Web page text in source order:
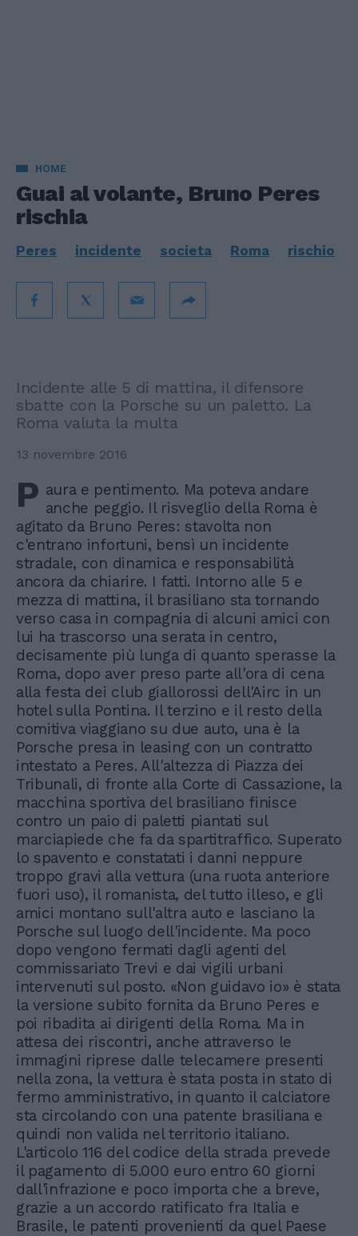
HOME
Guai al volante, Bruno Peres
rischia
Peres incidente societa Roma rischio
Incidente alle 5 di mattina, il difensore
sbatte con la Porsche su un paletto. La
Roma valuta la multa
13 novembre 2016
P aura e pentimento. Ma poteva andare
anche peggio. Il risveglio della Roma è
agitato da Bruno Peres: stavolta non
c'entrano infortuni, bensì un incidente
stradale, con dinamica e responsabilità
ancora da chiarire. I fatti. Intorno alle 5 e
mezza di mattina, il brasiliano sta tornando
verso casa in compagnia di alcuni amici con
lui ha trascorso una serata in centro,
decisamente più lunga di quanto sperasse la
Roma, dopo aver preso parte all'ora di cena
alla festa dei club giallorossi dell'Airc in un
hotel sulla Pontina. Il terzino e il resto della
comitiva viaggiano su due auto, una è la
Porsche presa in leasing con un contratto
intestato a Peres. All'altezza di Piazza dei
Tribunali, di fronte alla Corte di Cassazione, la
macchina sportiva del brasiliano finisce
contro un paio di paletti piantati sul
marciapiede che fa da spartitraffico. Superato
lo spavento e constatati i danni neppure
troppo gravi alla vettura (una ruota anteriore
fuori uso), il romanista, del tutto illeso, e gli
amici montano sull'altra auto e lasciano la
Porsche sul luogo dell'incidente. Ma poco
dopo vengono fermati dagli agenti del
commissariato Trevi e dai vigili urbani
intervenuti sul posto. «Non guidavo io» è stata
la versione subito fornita da Bruno Peres e
poi ribadita ai dirigenti della Roma. Ma in
attesa dei riscontri, anche attraverso le
immagini riprese dalle telecamere presenti
nella zona, la vettura è stata posta in stato di
fermo amministrativo, in quanto il calciatore
sta circolando con una patente brasiliana e
quindi non valida nel territorio italiano.
L'articolo 116 del codice della strada prevede
il pagamento di 5.000 euro entro 60 giorni
dall'infrazione e poco importa che a breve,
grazie a un accordo ratificato fra Italia e
Brasile, le patenti provenienti da quel Paese